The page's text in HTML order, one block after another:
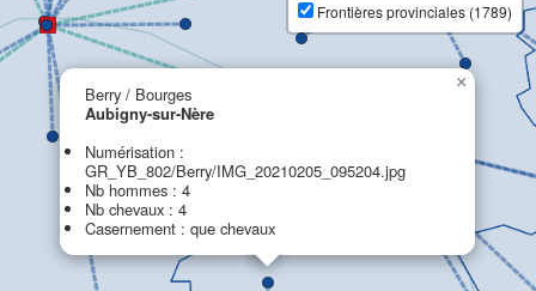
Berry / Bourges
Aubigny-sur-Nère
Numérisation :
GR_YB_802/Berry/IMG_20210205_095204.jpg
Nb hommes : 4
Nb chevaux : 4
Casernement : que chevaux
×
Frontières provinciales (1789)